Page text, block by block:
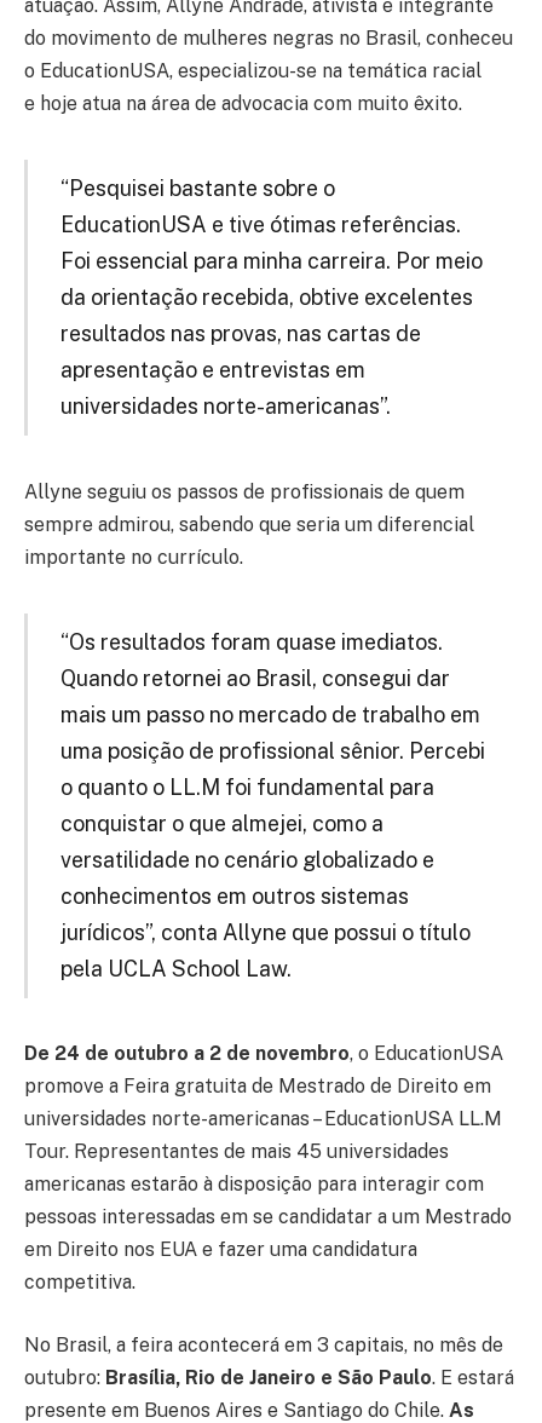
atuação. Assim, Allyne Andrade, ativista e integrante
do movimento de mulheres negras no Brasil, conheceu
o EducationUSA, especializou-se na temática racial
e hoje atua na área de advocacia com muito êxito.
“Pesquisei bastante sobre o
EducationUSA e tive ótimas referências.
Foi essencial para minha carreira. Por meio
da orientação recebida, obtive excelentes
resultados nas provas, nas cartas de
apresentação e entrevistas em
universidades norte-americanas”.
Allyne seguiu os passos de profissionais de quem
sempre admirou, sabendo que seria um diferencial
importante no currículo.
“Os resultados foram quase imediatos.
Quando retornei ao Brasil, consegui dar
mais um passo no mercado de trabalho em
uma posição de profissional sênior. Percebi
o quanto o LL.M foi fundamental para
conquistar o que almejei, como a
versatilidade no cenário globalizado e
conhecimentos em outros sistemas
jurídicos”, conta Allyne que possui o título
pela UCLA School Law.
De 24 de outubro a 2 de novembro, o EducationUSA
promove a Feira gratuita de Mestrado de Direito em
universidades norte-americanas – EducationUSA LL.M
Tour. Representantes de mais 45 universidades
americanas estarão à disposição para interagir com
pessoas interessadas em se candidatar a um Mestrado
em Direito nos EUA e fazer uma candidatura
competitiva.
No Brasil, a feira acontecerá em 3 capitais, no mês de
outubro: Brasília, Rio de Janeiro e São Paulo. E estará
presente em Buenos Aires e Santiago do Chile. As